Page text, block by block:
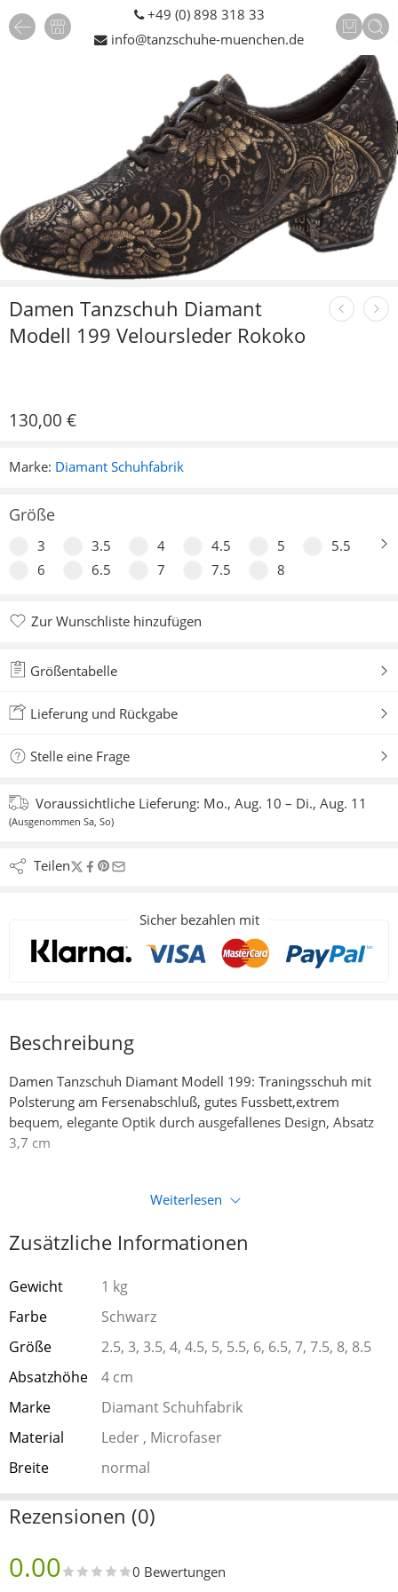
+49 (0) 898 318 33
info@tanzschuhe-muenchen.de
Damen Tanzschuh Diamant
Modell 199 Veloursleder Rokoko
130,00 €
Marke: Diamant Schuhfabrik
Größe
3 3.5 4 4.5 5
5.5
6
6.5 7 7.5 8
Zur Wunschliste hinzufügen
Größentabelle
Lieferung und Rückgabe
Stelle eine Frage
Voraussichtliche Lieferung: Mo., Aug. 10 – Di., Aug. 11
(Ausgenommen Sa, So)
Teilen
Sicher bezahlen mit
Beschreibung
Damen Tanzschuh Diamant Modell 199: Traningsschuh mit
Polsterung am Fersenabschluß, gutes Fussbett,extrem
bequem, elegante Optik durch ausgefallenes Design, Absatz
3,7 cm
Weiterlesen
Zusätzliche Informationen
Gewicht
1 kg
Farbe
Schwarz
Größe
2.5, 3, 3.5, 4, 4.5, 5, 5.5, 6, 6.5, 7, 7.5, 8, 8.5
Absatzhöhe
4 cm
Marke
Diamant Schuhfabrik
Material
Leder , Microfaser
Breite
normal
Rezensionen (0)
0.00 0 Bewertungen